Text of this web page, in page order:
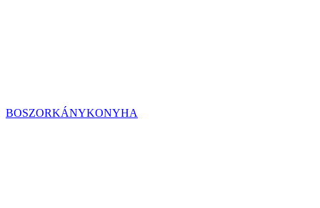
BOSZORKÁNYKONYHA